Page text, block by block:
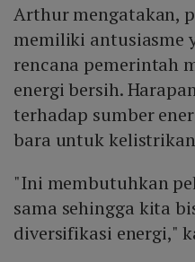
Arthur mengatakan,
memiliki antusiasme
rencana pemerintah
energi bersih.
terhadap sumber
bara untuk
"Ini membutuhkan
sama sehingga kita
diversifikasi energi,"